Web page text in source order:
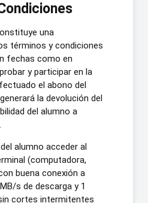
una
términos y condiciones
fechas como en
y participar en la
el abono del
la devolución del
del alumno a
alumno acceder al
(computadora,
buena conexión a
s de descarga y 1
cortes intermitentes